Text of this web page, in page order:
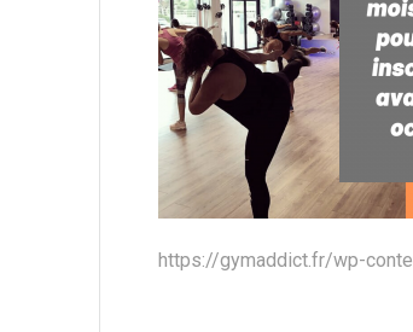
https://gymaddict.fr/wp-